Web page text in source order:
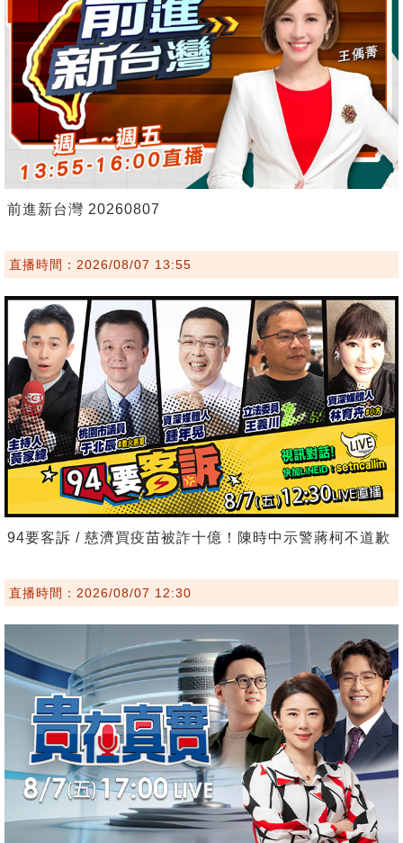
前進新台灣 20260807
直播時間：2026/08/07 13:55
94要客訴 / 慈濟買疫苗被詐十億！陳時中示警蔣柯不道歉
直播時間：2026/08/07 12:30